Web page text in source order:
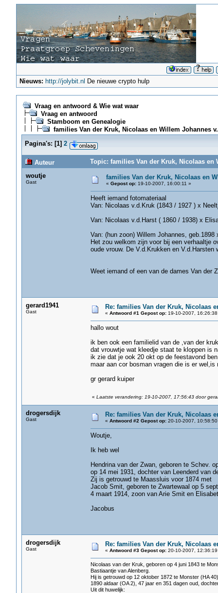
Nieuws: http://jolybit.nl De nieuwe crypto hulp
Vraag en antwoord & Wie wat waar
Vraag en antwoord
Stamboom en Genealogie
families Van der Kruk, Nicolaas en Willem Johannes
Pagina's: [1] 2
Auteur
Topic: families Van der Kruk, Nicolaas en
woutje
Gast
families Van der Kruk, Nicolaas en
« Gepost op:19-10-2007, 16:00:11 »
Heeft iemand fotomateriaal
Van: Nicolaas v.d.Kruk (1843 / 1927 ) x
Van: Nicolaas v.d.Harst ( 1860 / 1938) x
Van: (hun zoon) Willem Johannes,
Het zou welkom zijn voor bij een verhaaltje
oude vrouw. De V.d.Krukken en V.d.Harsten
Weet iemand of een van de dames Van der
gerard1941
Gast
Re: families Van der Kruk, Nicolaas
« Antwoord #1 Gepost op:19-10-2007, 16:26:38
hallo wout
ik ben ook een familielid van de ,van der
dat vrouwtje wat kleedje staat te kloppen is
ik zie dat je ook 20 okt op de feestavond
maar aan cor bosman vragen die is er
gr gerard kuiper
« Laatste verandering: 19-10-2007, 17:56:43 door
drogersdijk
Gast
Re: families Van der Kruk, Nicolaas
« Antwoord #2 Gepost op:20-10-2007, 10:58:50
Woutje,
Ik heb wel
Hendrina van der Zwan, geboren te Schev.
op 14 mei 1931, dochter van Leenderd van
Zij is getrouwd te Maassluis voor 1874 met
Jacob Smit, geboren te Zwartewaal op 5
4 maart 1914, zoon van Arie Smit en
Jacobus
drogersdijk
Gast
Re: families Van der Kruk, Nicolaas
« Antwoord #3 Gepost op:20-10-2007, 12:36:19
Nicolaas van der Kruk, geboren op 4 juni 1843 te
Bastiaantje van Alenberg.
Hij is getrouwd op 12 oktober 1872 te Monster (HA
1890 aldaar (OA 2), 47 jaar en 351 dagen oud,
Uit dit huwelijk: